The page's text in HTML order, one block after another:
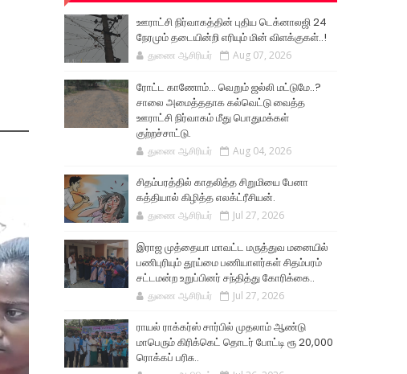
ஊராட்சி நிர்வாகத்தின் புதிய டெக்னாலஜி 24
நேரமும் தடையின்றி எரியும் மின் விளக்குகள்..!
துணை ஆசிரியர் Aug 07, 2026
ரோட்ட காணோம்... வெறும் ஜல்லி மட்டுமே..?
சாலை அமைத்ததாக கல்வெட்டு வைத்த
ஊராட்சி நிர்வாகம் மீது பொதுமக்கள்
குற்றச்சாட்டு.
துணை ஆசிரியர் Aug 04, 2026
சிதம்பரத்தில் காதலித்த சிறுமியை பேனா
கத்தியால் கிழித்த எலக்ட்ரீசியன்.
துணை ஆசிரியர் Jul 27, 2026
இராஜ முத்தையா மாவட்ட மருத்துவ மனையில்
பணிபுரியும் தூய்மை பணியாளர்கள் சிதம்பரம்
சட்டமன்ற உறுப்பினர் சந்தித்து கோரிக்கை..
துணை ஆசிரியர் Jul 27, 2026
ராயல் ராக்கர்ஸ் சார்பில் முதலாம் ஆண்டு
மாபெரும் கிரிக்கெட் தொடர் போட்டி ரூ 20,000
ரொக்கப் பரிசு..